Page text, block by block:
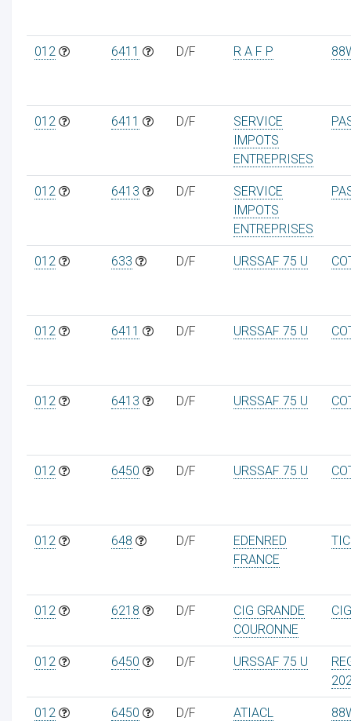
012 6411 D/F R A F P
012 6411 D/F
SERVICE
IMPOTS
ENTREPRISES
012 6413 D/F
SERVICE
IMPOTS
ENTREPRISES
012 633 D/F URSSAF 75 U
012 6411 D/F URSSAF 75 U
012 6413 D/F URSSAF 75 U
012 6450 D/F URSSAF 75 U
012 648 D/F
EDENRED
FRANCE
012 6218 D/F
CIG GRANDE
COURONNE
012 6450 D/F URSSAF 75 U
012 6450 D/F ATIACL